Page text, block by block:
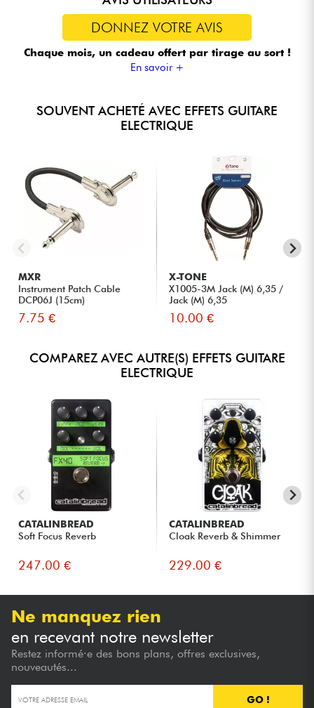
DONNEZ VOTRE AVIS
Chaque mois, un cadeau offert par tirage au sort !
En savoir +
SOUVENT ACHETÉ AVEC EFFETS GUITARE
ELECTRIQUE
MXR
Instrument Patch Cable
DCP06J (15cm)
7.75 €
X-TONE
X1005-3M Jack (M) 6,35 /
Jack (M) 6,35
10.00 €
COMPAREZ AVEC AUTRE(S) EFFETS GUITARE
ELECTRIQUE
CATALINBREAD
Soft Focus Reverb
247.00 €
CATALINBREAD
Cloak Reverb & Shimmer
229.00 €
Ne manquez rien
en recevant notre newsletter
Restez informé·e des bons plans, offres exclusives,
nouveautés...
GO !